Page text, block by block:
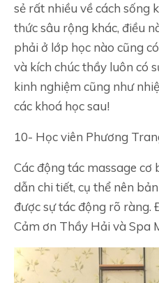
sẻ rất nhiều về cách sống
thức sâu rộng khác, điều
phải ở lớp học nào cũng
và kích chúc thầy luôn có
kinh nghiệm cũng như
các khoá học sau!
10- Học viên Phương
Các động tác massage
dẫn chi tiết, cụ thể nên
được sự tác động rõ ràng.
Cảm ơn Thầy Hải và Spa